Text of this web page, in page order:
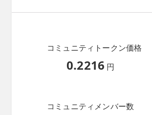
コミュニティトークン価格
0.2216 円
コミュニティメンバー数